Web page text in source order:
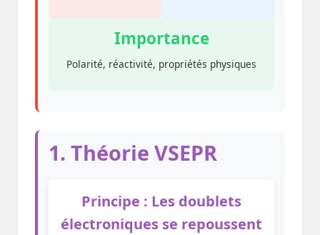
Importance
Polarité, réactivité, propriétés physiques
1. Théorie VSEPR
Principe : Les doublets
électroniques se repoussent